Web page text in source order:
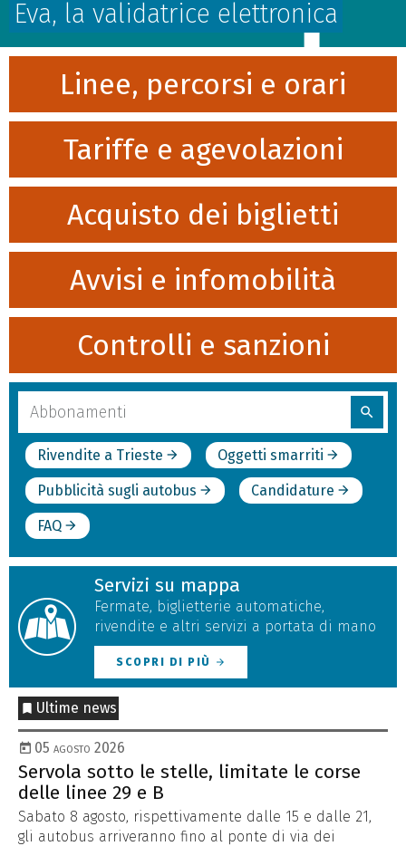
Eva, la validatrice elettronica
Linee, percorsi e orari
Tariffe e agevolazioni
Acquisto dei biglietti
Avvisi e infomobilità
Controlli e sanzioni
Cerca
sito
search
Rivendite a Trieste arrow_forward Oggetti smarriti arrow_forward
Pubblicità sugli autobus arrow_forward Candidature arrow_forward
FAQ arrow_forward
Servizi su mappa
Fermate, biglietterie automatiche,
rivendite e altri servizi a portata di mano
SCOPRI DI PIÙ arrow_forward
Ultime news
05 agosto 2026
Servola sotto le stelle, limitate le corse
delle linee 29 e B
Sabato 8 agosto, rispettivamente dalle 15 e dalle 21,
gli autobus arriveranno fino al ponte di via dei